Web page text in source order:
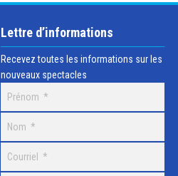
Lettre d’informations
Recevez toutes les informations sur les
nouveaux spectacles